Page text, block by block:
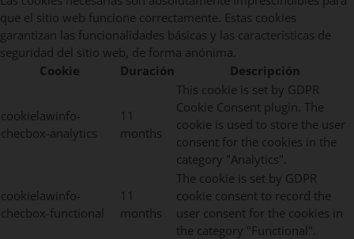
que el sitio web funcione correctamente. Estas cookies
garantizan las funcionalidades básicas y las características de
seguridad del sitio web, de forma anónima.
Cookie
Duración Descripción
cookielawinfo-
checbox-analytics
11
months
This cookie is set by GDPR
Cookie Consent plugin. The
cookie is used to store the user
consent for the cookies in the
category "Analytics".
cookielawinfo-
checbox-functional
11
months
The cookie is set by GDPR
cookie consent to record the
user consent for the cookies in
the category "Functional".